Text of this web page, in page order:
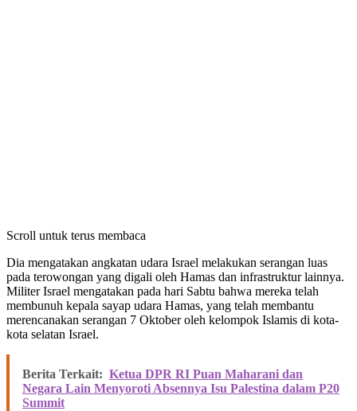
Scroll untuk terus membaca
Dia mengatakan angkatan udara Israel melakukan serangan luas
pada terowongan yang digali oleh Hamas dan infrastruktur lainnya.
Militer Israel mengatakan pada hari Sabtu bahwa mereka telah
membunuh kepala sayap udara Hamas, yang telah membantu
merencanakan serangan 7 Oktober oleh kelompok Islamis di kota-
kota selatan Israel.
Berita Terkait: Ketua DPR RI Puan Maharani dan
Negara Lain Menyoroti Absennya Isu Palestina dalam P20
Summit